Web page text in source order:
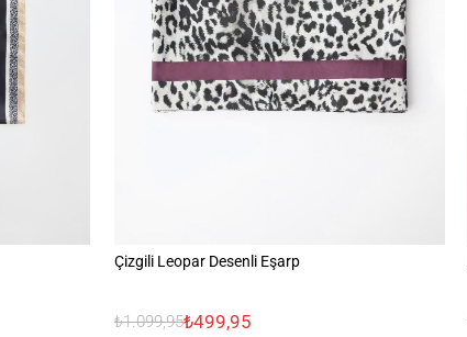
Çizgili Leopar Desenli Eşarp
₺1.099,95₺499,95